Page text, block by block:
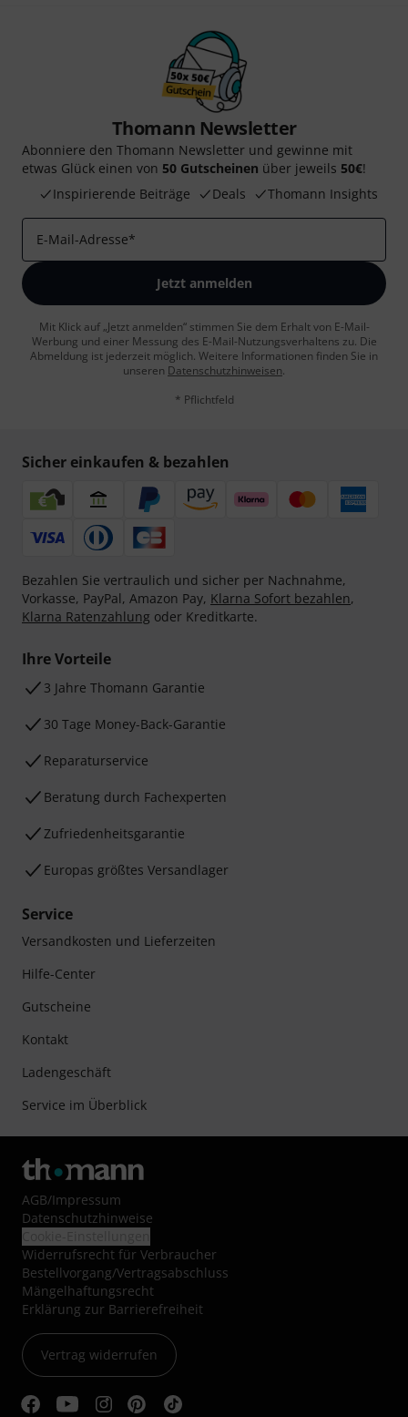
Thomann Newsletter
Abonniere den Thomann Newsletter und gewinne mit
etwas Glück einen von 50 Gutscheinen über jeweils 50€!
Inspirierende Beiträge
Deals Thomann Insights
E-Mail-Adresse*
Jetzt anmelden
Mit Klick auf „Jetzt anmelden“ stimmen Sie dem Erhalt von E-Mail-
Werbung und einer Messung des E-Mail-Nutzungsverhaltens zu. Die
Abmeldung ist jederzeit möglich. Weitere Informationen finden Sie in
unseren Datenschutzhinweisen.
* Pflichtfeld
Sicher einkaufen & bezahlen
Bezahlen Sie vertraulich und sicher per Nachnahme,
Vorkasse, PayPal, Amazon Pay, Klarna Sofort bezahlen,
Klarna Ratenzahlung oder Kreditkarte.
Ihre Vorteile
3 Jahre Thomann Garantie
30 Tage Money-Back-Garantie
Reparaturservice
Beratung durch Fachexperten
Zufriedenheitsgarantie
Europas größtes Versandlager
Service
Versandkosten und Lieferzeiten
Hilfe-Center
Gutscheine
Kontakt
Ladengeschäft
Service im Überblick
AGB/Impressum
Datenschutzhinweise
Widerrufsrecht für Verbraucher
Bestellvorgang/Vertragsabschluss
Mängelhaftungsrecht
Erklärung zur Barrierefreiheit
Vertrag widerrufen